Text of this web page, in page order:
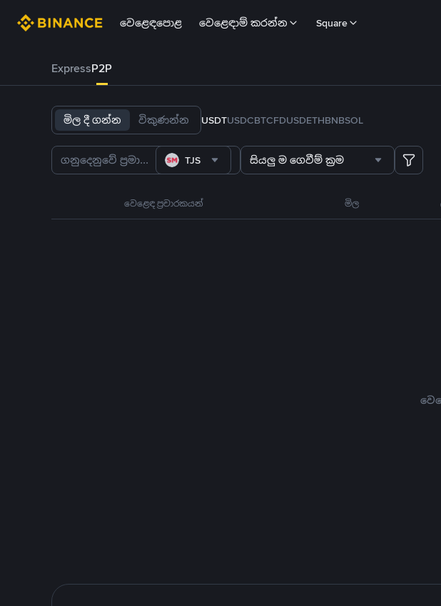
වෙළෙඳපොළ වෙළෙඳාම් කරන්න Square
ExpressP2P
මිල දී ගන්න විකුණන්න USDTUSDCBTCFDUSDETHBNBSOL
TJS සියලු ම ගෙවීම් ක්‍රම
වෙළෙඳ ප්‍රචාරකයන් මිල